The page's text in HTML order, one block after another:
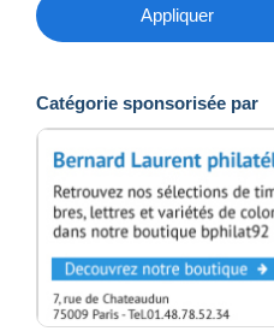
Appliquer
Catégorie sponsorisée par